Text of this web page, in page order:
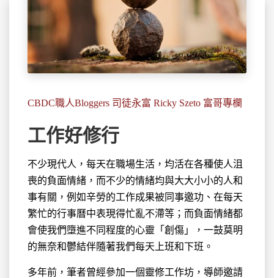
CBDC職人Bloggers 司徒永富 Ricky Szeto 富哥專欄
工作好修行
不少現代人，每天在職場生活，均活在各種使人沮
喪的負面情緒，而不少的情緒均與大大小小的人和
事有關，例如辛勞的工作成果被同事邀功、在每天
繁忙的行事曆中表現得忙亂不滯等；而負面情緒都
會使我們墮進不同程度的心靈「創傷」，一鼓莫明
的無奈和鬱結伴隨著我們每天上班和下班。
多年前，筆者曾經參加一個靈修工作坊，導師邀請